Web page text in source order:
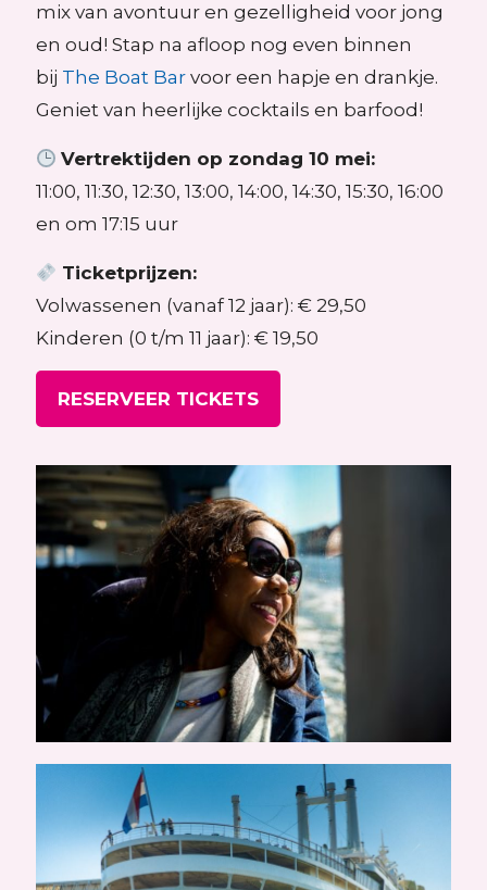
mix van avontuur en gezelligheid voor jong
en oud! Stap na afloop nog even binnen
bij The Boat Bar voor een hapje en drankje.
Geniet van heerlijke cocktails en barfood!
Vertrektijden op zondag 10 mei:
11:00, 11:30, 12:30, 13:00, 14:00, 14:30, 15:30, 16:00
en om 17:15 uur
Ticketprijzen:
Volwassenen (vanaf 12 jaar): € 29,50
Kinderen (0 t/m 11 jaar): € 19,50
RESERVEER TICKETS